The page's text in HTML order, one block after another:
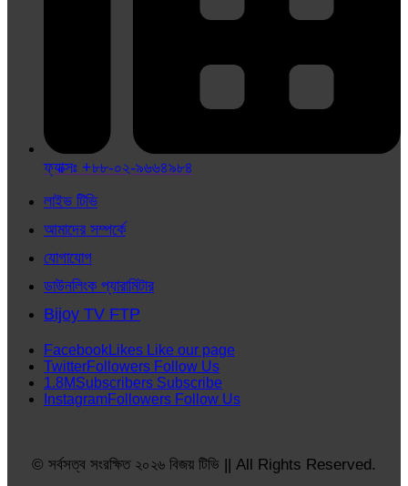
ফ্যাক্সঃ +৮৮-০২-৯৬৬৪৯৮৪
লাইভ টিভি
আমাদের সম্পর্কে
যোগাযোগ
ডাউনলিংক প্যারামিটার
Bijoy TV FTP
FacebookLikes Like our page
TwitterFollowers Follow Us
1.8MSubscribers Subscribe
InstagramFollowers Follow Us
© সর্বসত্ব সংরক্ষিত ২০২৬ বিজয় টিভি || All Rights Reserved.